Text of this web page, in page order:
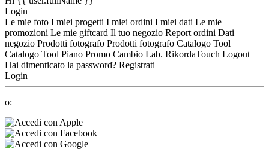
Login
Le mie foto I miei progetti I miei ordini I miei dati Le mie
promozioni Le mie giftcard Il tuo negozio Report ordini Dati
negozio Prodotti fotografo Prodotti fotografo Catalogo Tool
Catalogo Tool Piano Promo Cambio Lab. RikordaTouch Logout
Hai dimenticato la password? Registrati
Login
o: